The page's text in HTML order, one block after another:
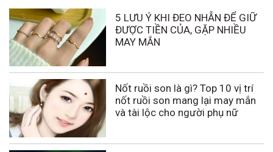
5 LƯU Ý KHI ĐEO NHẪN ĐỂ GIỮ
ĐƯỢC TIỀN CỦA, GẶP NHIỀU
MAY MẮN
Nốt ruồi son là gì? Top 10 vị trí
nốt ruồi son mang lại may mắn
và tài lộc cho người phụ nữ